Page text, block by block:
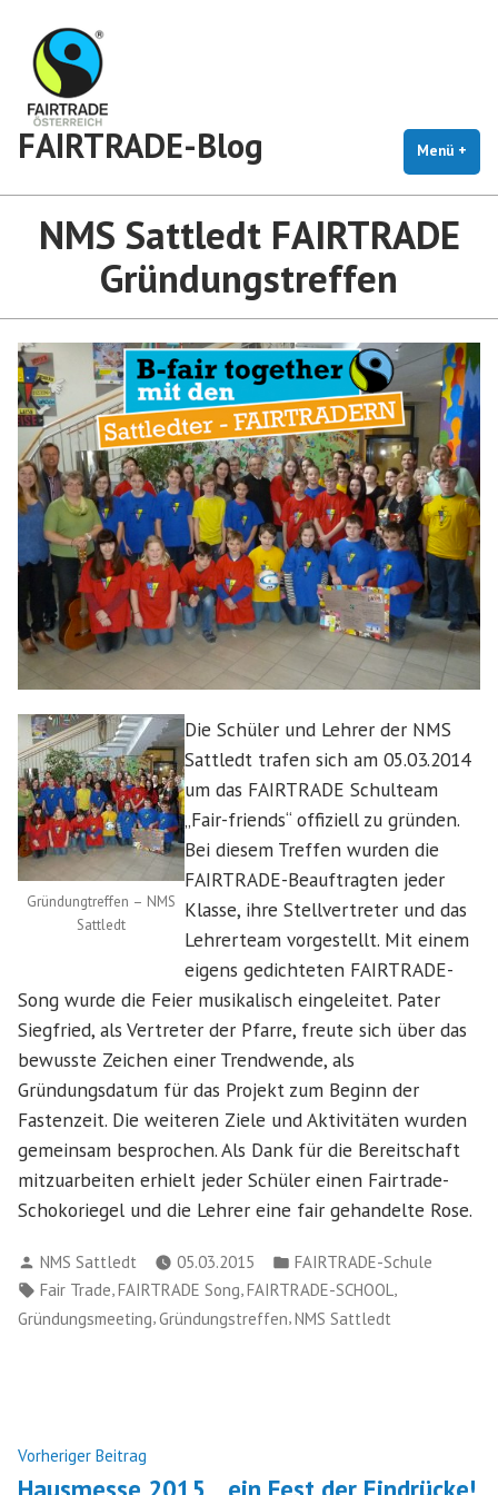
Inhalt
springen
FAIRTRADE-Blog Menü +
NMS Sattledt FAIRTRADE
Gründungstreffen
Gründungtreffen – NMS
Sattledt
Die Schüler und Lehrer der NMS
Sattledt trafen sich am 05.03.2014
um das FAIRTRADE Schulteam
„Fair-friends“ offiziell zu gründen.
Bei diesem Treffen wurden die
FAIRTRADE-Beauftragten jeder
Klasse, ihre Stellvertreter und das
Lehrerteam vorgestellt. Mit einem
eigens gedichteten FAIRTRADE-
Song wurde die Feier musikalisch eingeleitet. Pater
Siegfried, als Vertreter der Pfarre, freute sich über das
bewusste Zeichen einer Trendwende, als
Gründungsdatum für das Projekt zum Beginn der
Fastenzeit. Die weiteren Ziele und Aktivitäten wurden
gemeinsam besprochen. Als Dank für die Bereitschaft
mitzuarbeiten erhielt jeder Schüler einen Fairtrade-
Schokoriegel und die Lehrer eine fair gehandelte Rose.
Verfasst
von
NMS Sattledt 05.03.2015
Veröffentlicht
in
FAIRTRADE-Schule
Schlagwörter:
Fair Trade,FAIRTRADE Song,FAIRTRADE-SCHOOL,
Gründungsmeeting,Gründungstreffen,NMS Sattledt
Beitragsnavigation
Vorheriger Beitrag
Beitrag:
Hausmesse 2015 .. ein Fest der Eindrücke!